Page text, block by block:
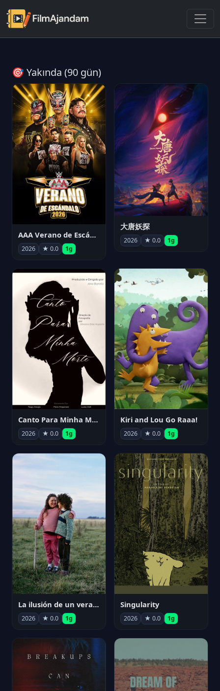
🎯 Yakında (90 gün)
AAA Verano de Escándalo 2026 - Week 3
2026 ★ 0.0 1g
大唐妖探
2026 ★ 0.0 1g
Canto Para Minha Morte
2026 ★ 0.0 1g
Kiri and Lou Go Raaa!
2026 ★ 0.0 1g
La ilusión de un verano sin fin
2026 ★ 0.0 1g
Singularity
2026 ★ 0.0 1g